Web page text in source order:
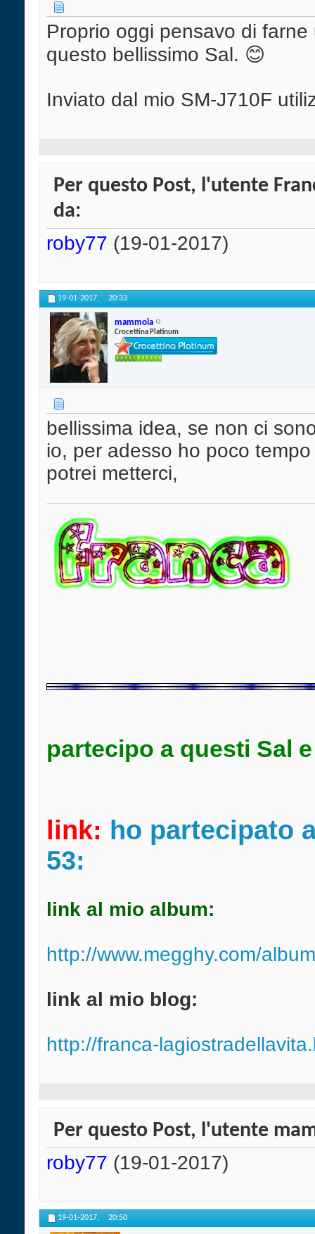
Proprio oggi pensavo di
questo bellissimo Sal. 😊
Inviato dal mio SM-J710F
Per questo Post, l'utente
da:
roby77 (19-01-2017)
19-01-2017, 20:33
mammola
Crocettina Platinum
bellissima idea, se non ci
io, per adesso ho poco
potrei metterci,
partecipo a questi Sal
link: ho partecipato
53:
link al mio album:
http://www.megghy.com/
link al mio blog:
http://franca-
Per questo Post, l'utente
roby77 (19-01-2017)
19-01-2017, 20:50